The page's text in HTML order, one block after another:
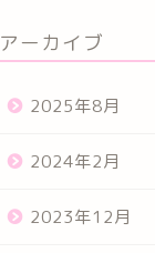
アーカイブ
2025年8月
2024年2月
2023年12月